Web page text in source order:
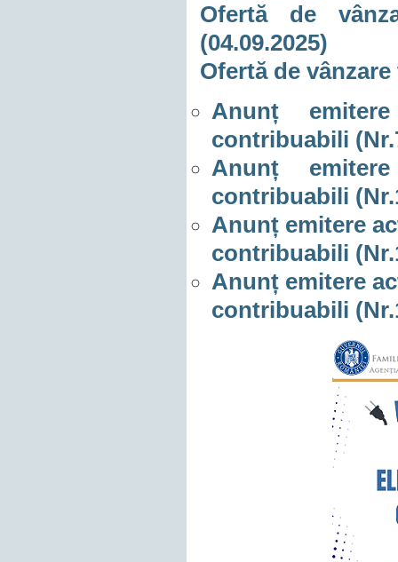
Ofertă de
(04.09.2025)
Ofertă de
Anunț
contribuabili
Anunț
contribuabili
Anunț emitere
contribuabili
Anunț emitere
contribuabili